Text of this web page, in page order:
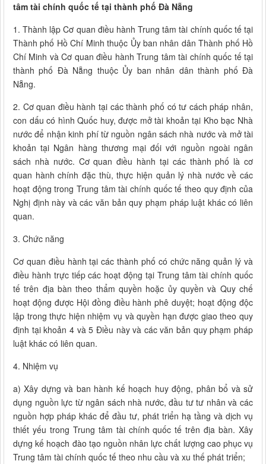
tâm tài chính quốc tế tại thành phố Đà Nẵng
1. Thành lập Cơ quan điều hành Trung tâm tài chính quốc tế tại
Thành phố Hồ Chí Minh thuộc Ủy ban nhân dân Thành phố Hồ
Chí Minh và Cơ quan điều hành Trung tâm tài chính quốc tế tại
thành phố Đà Nẵng thuộc Ủy ban nhân dân thành phố Đà
Nẵng.
2. Cơ quan điều hành tại các thành phố có tư cách pháp nhân,
con dấu có hình Quốc huy, được mở tài khoản tại Kho bạc Nhà
nước để nhận kinh phí từ nguồn ngân sách nhà nước và mở tài
khoản tại Ngân hàng thương mại đối với nguồn ngoài ngân
sách nhà nước. Cơ quan điều hành tại các thành phố là cơ
quan hành chính đặc thù, thực hiện quản lý nhà nước về các
hoạt động trong Trung tâm tài chính quốc tế theo quy định của
Nghị định này và các văn bản quy phạm pháp luật khác có liên
quan.
3. Chức năng
Cơ quan điều hành tại các thành phố có chức năng quản lý và
điều hành trực tiếp các hoạt động tại Trung tâm tài chính quốc
tế trên địa bàn theo thẩm quyền hoặc ủy quyền và Quy chế
hoạt động được Hội đồng điều hành phê duyệt; hoạt động độc
lập trong thực hiện nhiệm vụ và quyền hạn được giao theo quy
định tại khoản 4 và 5 Điều này và các văn bản quy phạm pháp
luật khác có liên quan.
4. Nhiệm vụ
a) Xây dựng và ban hành kế hoạch huy động, phân bổ và sử
dụng nguồn lực từ ngân sách nhà nước, đầu tư tư nhân và các
nguồn hợp pháp khác để đầu tư, phát triển hạ tầng và dịch vụ
thiết yếu trong Trung tâm tài chính quốc tế trên địa bàn. Xây
dựng kế hoạch đào tạo nguồn nhân lực chất lượng cao phục vụ
Trung tâm tài chính quốc tế theo nhu cầu và xu thế phát triển;